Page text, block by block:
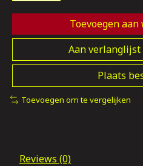
Toevoegen
Aan verlanglijst
Plaats
Toevoegen om te vergelijken
Reviews (0)